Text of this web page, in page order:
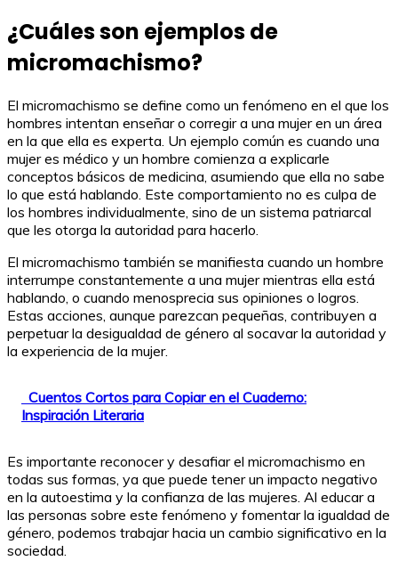
¿Cuáles son ejemplos de
micromachismo?
El micromachismo se define como un fenómeno en el que los
hombres intentan enseñar o corregir a una mujer en un área
en la que ella es experta. Un ejemplo común es cuando una
mujer es médico y un hombre comienza a explicarle
conceptos básicos de medicina, asumiendo que ella no sabe
lo que está hablando. Este comportamiento no es culpa de
los hombres individualmente, sino de un sistema patriarcal
que les otorga la autoridad para hacerlo.
El micromachismo también se manifiesta cuando un hombre
interrumpe constantemente a una mujer mientras ella está
hablando, o cuando menosprecia sus opiniones o logros.
Estas acciones, aunque parezcan pequeñas, contribuyen a
perpetuar la desigualdad de género al socavar la autoridad y
la experiencia de la mujer.
Cuentos Cortos para Copiar en el Cuaderno:
Inspiración Literaria
Es importante reconocer y desafiar el micromachismo en
todas sus formas, ya que puede tener un impacto negativo
en la autoestima y la confianza de las mujeres. Al educar a
las personas sobre este fenómeno y fomentar la igualdad de
género, podemos trabajar hacia un cambio significativo en la
sociedad.